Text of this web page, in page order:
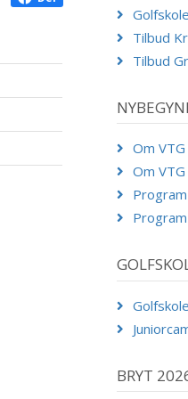
Golfskole
Tilbud
Tilbud
Om
Om
BRYT